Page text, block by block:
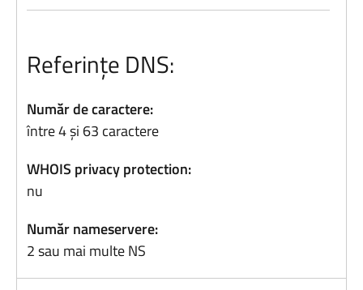
Referințe DNS:
Număr de caractere:
între 4 și 63 caractere
WHOIS privacy protection:
nu
Număr nameservere:
2 sau mai multe NS